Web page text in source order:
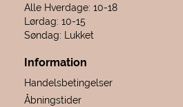
Alle Hverdage: 10-18
Lørdag: 10-15
Søndag: Lukket
Information
Handelsbetingelser
Åbningstider